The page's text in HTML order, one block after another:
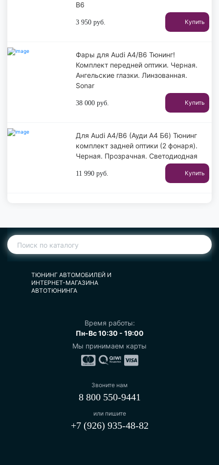
B6
3 950 руб. Купить
Фары для Audi A4/B6 Тюнинг!
Комплект передней оптики. Черная.
Ангельские глазки. Линзованная.
Sonar
38 000 руб. Купить
Для Audi A4/B6 (Ауди А4 Б6) Тюнинг
комплект задней оптики (2 фонаря).
Черная. Прозрачная. Светодиодная
11 990 руб. Купить
ТЮНИНГ АВТОМОБИЛЕЙ И
ИНТЕРНЕТ-МАГАЗИНА
АВТОТЮНИНГА
Время работы:
Пн-Вс 10:30 - 19:00
Мы принимаем карты
Звоните нам
8 800 550-9441
или пишите
+7 (926) 935-48-82